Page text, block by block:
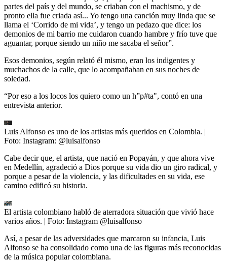
partes del país y del mundo, se criaban con el machismo, y de
pronto ella fue criada así... Yo tengo una canción muy linda que se
llama el ‘Corrido de mi vida’, y tengo un pedazo que dice: los
demonios de mi barrio me cuidaron cuando hambre y frío tuve que
aguantar, porque siendo un niño me sacaba el señor”.
Esos demonios, según relató él mismo, eran los indigentes y
muchachos de la calle, que lo acompañaban en sus noches de
soledad.
“Por eso a los locos los quiero como un h”p#ta", contó en una
entrevista anterior.
Luis Alfonso es uno de los artistas más queridos en Colombia. |
Foto: Instagram: @luisalfonso
Cabe decir que, el artista, que nació en Popayán, y que ahora vive
en Medellín, agradeció a Dios porque su vida dio un giro radical, y
porque a pesar de la violencia, y las dificultades en su vida, ese
camino edificó su historia.
El artista colombiano habló de aterradora situación que vivió hace
varios años. | Foto: Instagram @luisalfonso
Así, a pesar de las adversidades que marcaron su infancia, Luis
Alfonso se ha consolidado como una de las figuras más reconocidas
de la música popular colombiana.